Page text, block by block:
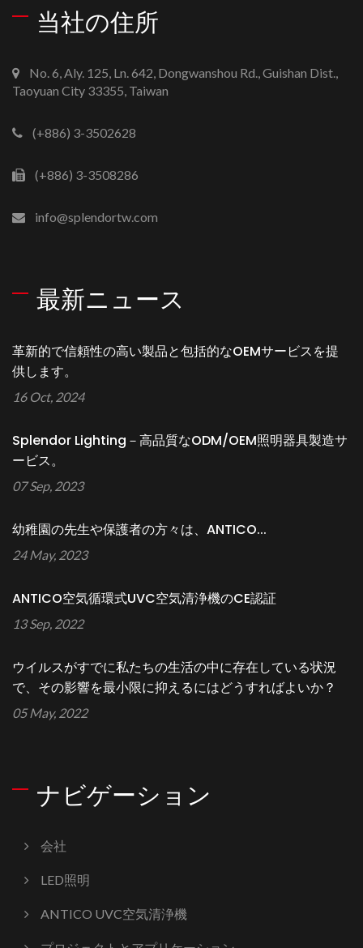
当社の住所
No. 6, Aly. 125, Ln. 642, Dongwanshou Rd., Guishan Dist.,
Taoyuan City 33355, Taiwan
(+886) 3-3502628
(+886) 3-3508286
info@splendortw.com
最新ニュース
革新的で信頼性の高い製品と包括的なOEMサービスを提
供します。
16 Oct, 2024
Splendor Lighting－高品質なODM/OEM照明器具製造サ
ービス。
07 Sep, 2023
幼稚園の先生や保護者の方々は、ANTICO...
24 May, 2023
ANTICO空気循環式UVC空気清浄機のCE認証
13 Sep, 2022
ウイルスがすでに私たちの生活の中に存在している状況
で、その影響を最小限に抑えるにはどうすればよいか？
05 May, 2022
ナビゲーション
会社
LED照明
ANTICO UVC空気清浄機